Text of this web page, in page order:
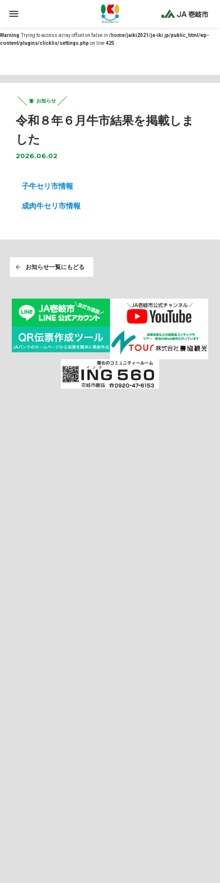
Warning
/home/jaiki2021/ja-iki.jp/public_html/wp-
on line12
Warning: Trying to access array offset on false in /home/jaiki2021/ja-iki.jp/public_html/wp-
content/plugins/clicklis/settings.php on line425
お知らせ
令和８年６月牛市結果を掲載しま
した
2026.06.02
子牛セリ市情報
成肉牛セリ市情報
お知らせ一覧にもどる